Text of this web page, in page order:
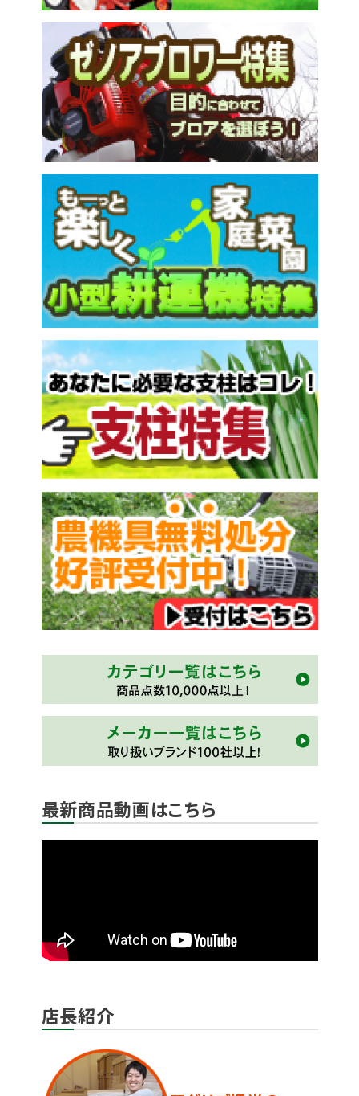
最新商品動画はこちら
店長紹介